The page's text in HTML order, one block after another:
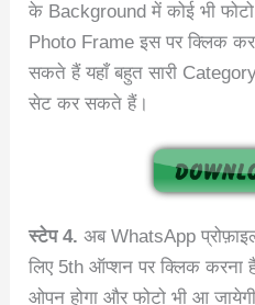
के Background में कोई भी
Photo Frame इस पर क्लिक
सकते हैं यहाँ बहुत सारी
सेट कर सकते हैं।
स्टेप 4. अब WhatsApp
लिए 5th ऑप्शन पर क्लिक करना
ओपन होगा और फोटो भी आ